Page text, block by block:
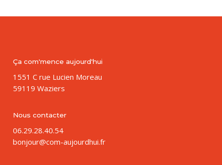
Ça com'mence aujourd'hui
1551 C rue Lucien Moreau
59119 Waziers
Nous contacter
06.29.28.40.54
bonjour@com-aujourdhui.fr